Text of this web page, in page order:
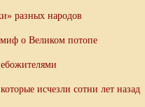
разных народов
о Великом потопе
исчезли сотни лет назад